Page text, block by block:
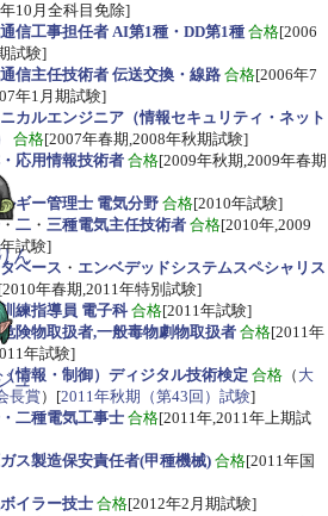
10月全科目免除]
信工事担任者 AI第1種・DD第1種 合格[2006
試験]
信主任技術者 伝送交換・線路 合格[2006年7
年1月期試験]
カルエンジニア（情報セキュリティ・ネット
合格[2007年春期,2008年秋期試験]
応用情報技術者 合格[2009年秋期,2009年春期
ギー管理士 電気分野 合格[2010年試験]
・二 ・ 三種電気主任技術者 合格[2010年,2009
試験]
ベース ・ エンベデッドシステムスペシャリス
[2010年春期,2011年特別試験]
練指導員 電子科合格[2011年試験]
険物取扱者,一般毒物劇物取扱者 合格[2011年
年試験]
情報・制御）ディジタル技術検定 合格 （ 大
長賞）[2011年秋期（第43回）試験]
二種電気工事士 合格[2011年,2011年上期試
ス製造保安責任者(甲種機械) 合格[2011年国
イラー技士 合格[2012年2月期試験]
ん
ュ